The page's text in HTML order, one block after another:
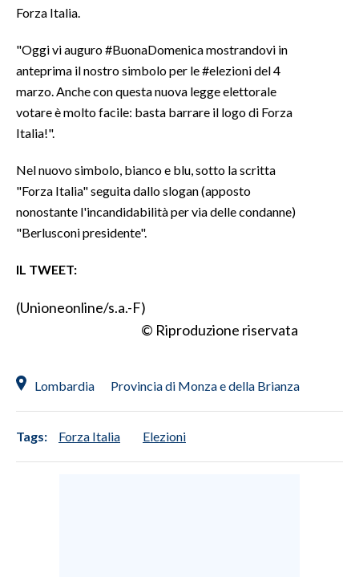
Forza Italia.
"Oggi vi auguro #BuonaDomenica mostrandovi in
anteprima il nostro simbolo per le #elezioni del 4
marzo. Anche con questa nuova legge elettorale
votare è molto facile: basta barrare il logo di Forza
Italia!".
Nel nuovo simbolo, bianco e blu, sotto la scritta
"Forza Italia" seguita dallo slogan (apposto
nonostante l'incandidabilità per via delle condanne)
"Berlusconi presidente".
IL TWEET:
(Unioneonline/s.a.-F)
© Riproduzione riservata
Lombardia Provincia di Monza e della Brianza
Tags: Forza Italia Elezioni